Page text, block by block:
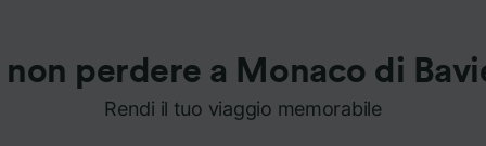
non perdere a Monaco di
Rendi il tuo viaggio memorabile